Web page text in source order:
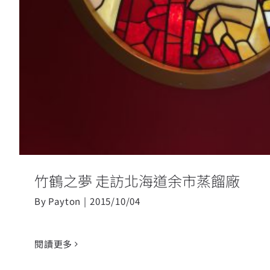
竹鶴之夢 走訪北海道余市蒸餾廠
By Payton | 2015/10/04
閱讀更多